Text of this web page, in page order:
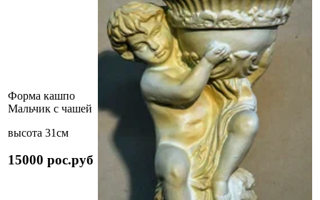
Форма кашпо
Мальчик с чашей
высота 31см
15000 рос.руб